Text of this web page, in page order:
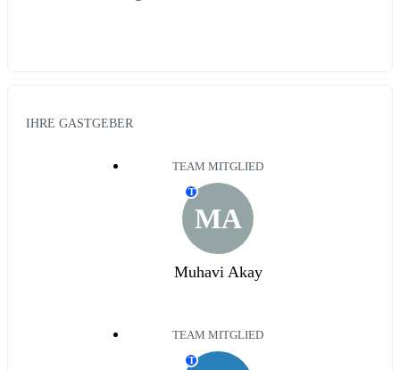
IHRE GASTGEBER
TEAM MITGLIED
MA
T
Muhavi Akay
TEAM MITGLIED
T